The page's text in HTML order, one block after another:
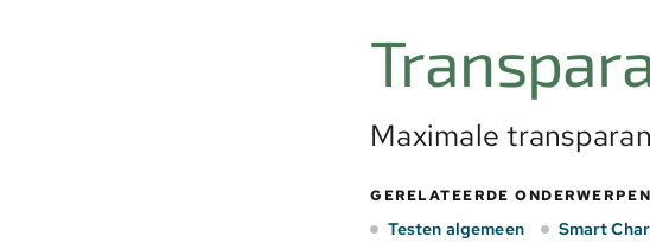
Maximale
GERELATEERDE ONDERWERPEN
Testen algemeen Smart